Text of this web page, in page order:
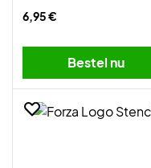
6,95 €
Bestel nu